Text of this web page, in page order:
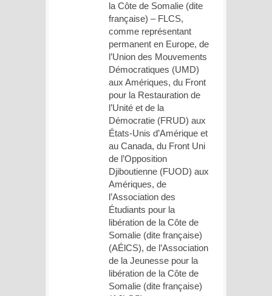
la Côte de Somalie (dite
française) – FLCS,
comme représentant
permanent en Europe, de
l’Union des Mouvements
Démocratiques (UMD)
aux Amériques, du Front
pour la Restauration de
l’Unité et de la
Démocratie (FRUD) aux
États-Unis d’Amérique et
au Canada, du Front Uni
de l’Opposition
Djiboutienne (FUOD) aux
Amériques, de
l’Association des
Étudiants pour la
libération de la Côte de
Somalie (dite française)
(AÉlCS), de l’Association
de la Jeunesse pour la
libération de la Côte de
Somalie (dite française)